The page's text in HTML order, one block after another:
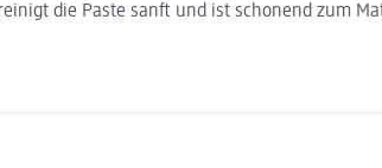
die Paste sanft und ist schonend zum